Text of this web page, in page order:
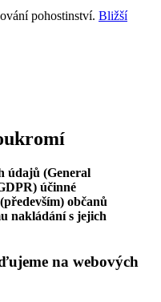
pohostinství. Bližší
údajů (General
účinné
občanů
nakládání s jejich
na webových